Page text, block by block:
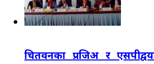
चितवनका प्रजिअ र